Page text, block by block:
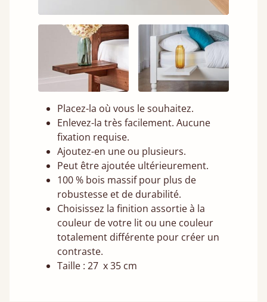
Placez-la où vous le souhaitez.
Enlevez-la très facilement. Aucune
fixation requise.
Ajoutez-en une ou plusieurs.
Peut être ajoutée ultérieurement.
100 % bois massif pour plus de
robustesse et de durabilité.
Choisissez la finition assortie à la
couleur de votre lit ou une couleur
totalement différente pour créer un
contraste.
Taille : 27 x 35 cm